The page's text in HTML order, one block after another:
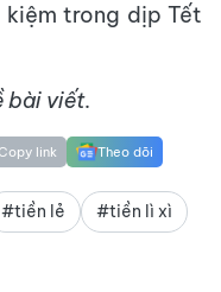
trong dịp Tết
bài viết.
link Theo dõi
#tiền lẻ #tiền lì xì